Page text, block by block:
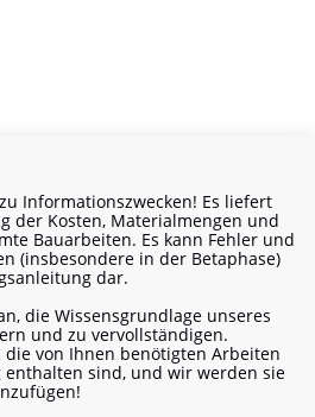
Informationszwecken! Es liefert
der Kosten, Materialmengen und
Bauarbeiten. Es kann Fehler und
(insbesondere in der Betaphase)
dar.
die Wissensgrundlage unseres
und zu vervollständigen.
die von Ihnen benötigten Arbeiten
sind, und wir werden sie